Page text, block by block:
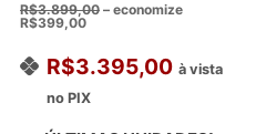
R$3.899,00 – economize
R$399,00
R$3.395,00 à vista
no PIX